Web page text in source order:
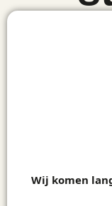
Wij komen